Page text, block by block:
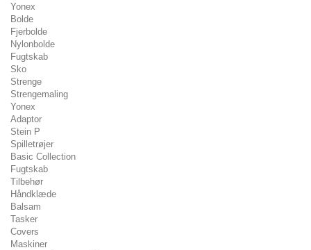
Yonex
Bolde
Fjerbolde
Nylonbolde
Fugtskab
Sko
Strenge
Strengemaling
Yonex
Adaptor
Stein P
Spilletrøjer
Basic Collection
Fugtskab
Tilbehør
Håndklæde
Balsam
Tasker
Covers
Maskiner